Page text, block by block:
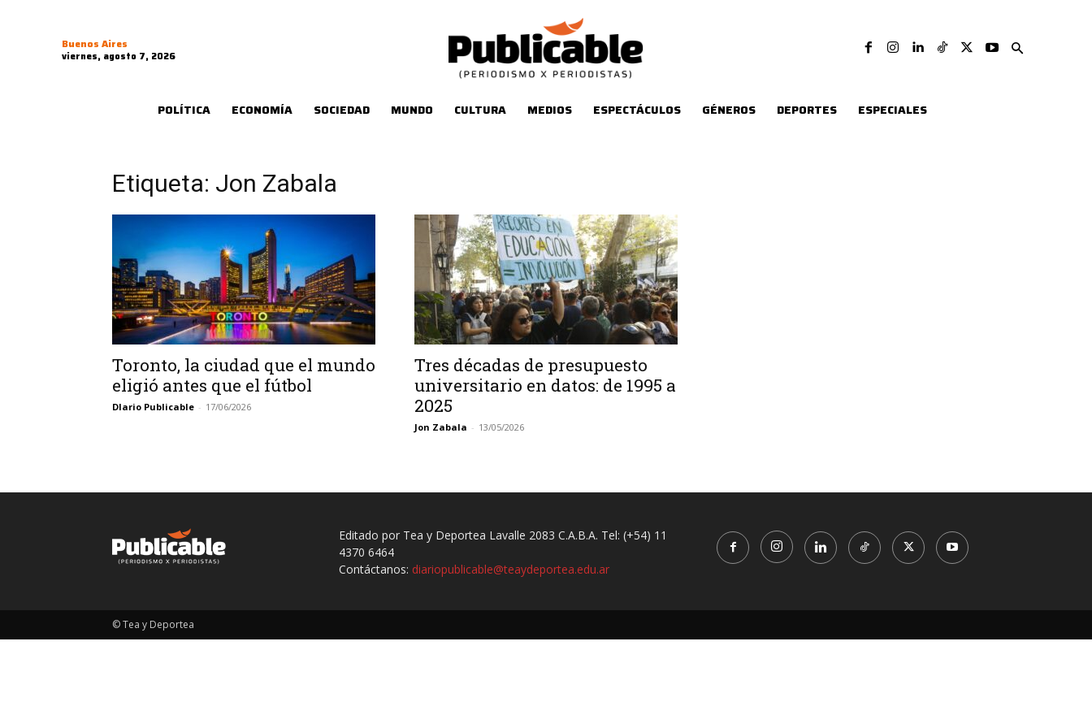
Buenos Aires
viernes, agosto 7, 2026
POLÍTICA ECONOMÍA SOCIEDAD MUNDO CULTURA MEDIOS ESPECTÁCULOS GÉNEROS DEPORTES ESPECIALES
Etiqueta: Jon Zabala
Toronto, la ciudad que el mundo
eligió antes que el fútbol
DIario Publicable - 17/06/2026
Tres décadas de presupuesto
universitario en datos: de 1995 a
2025
Jon Zabala - 13/05/2026
Editado por Tea y Deportea Lavalle 2083 C.A.B.A. Tel: (+54) 11
4370 6464
Contáctanos: diariopublicable@teaydeportea.edu.ar
© Tea y Deportea